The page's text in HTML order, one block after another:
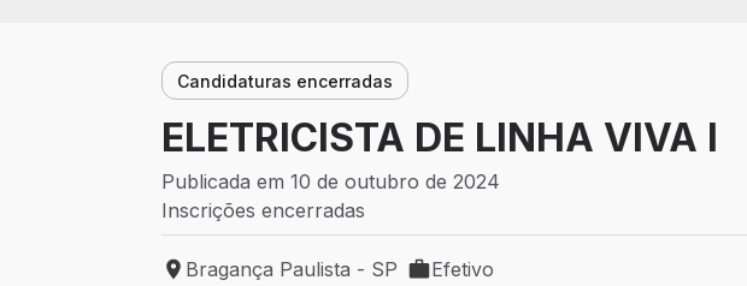
Candidaturas encerradas
ELETRICISTA DE LINHA VIVA I
Publicada em 10 de outubro de 2024
Inscrições encerradas
Bragança Paulista - SP Efetivo